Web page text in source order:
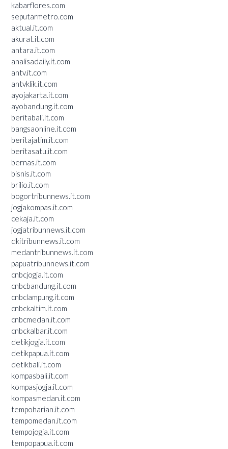
kabarflores.com
seputarmetro.com
aktual.it.com
akurat.it.com
antara.it.com
analisadaily.it.com
antv.it.com
antvklik.it.com
ayojakarta.it.com
ayobandung.it.com
beritabali.it.com
bangsaonline.it.com
beritajatim.it.com
beritasatu.it.com
bernas.it.com
bisnis.it.com
brilio.it.com
bogortribunnews.it.com
jogjakompas.it.com
cekaja.it.com
jogjatribunnews.it.com
dkitribunnews.it.com
medantribunnews.it.com
papuatribunnews.it.com
cnbcjogja.it.com
cnbcbandung.it.com
cnbclampung.it.com
cnbckaltim.it.com
cnbcmedan.it.com
cnbckalbar.it.com
detikjogja.it.com
detikpapua.it.com
detikbali.it.com
kompasbali.it.com
kompasjogja.it.com
kompasmedan.it.com
tempoharian.it.com
tempomedan.it.com
tempojogja.it.com
tempopapua.it.com